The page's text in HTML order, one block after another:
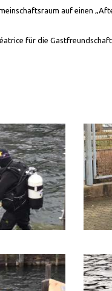
auf einen
für die